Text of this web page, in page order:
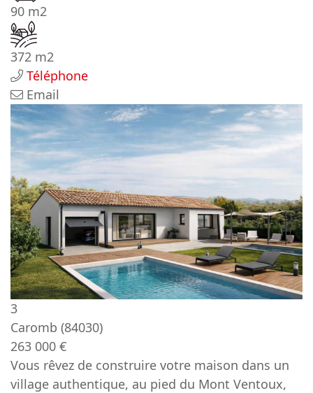
90 m2
372 m2
Téléphone
Email
3
Caromb (84030)
263 000 €
Vous rêvez de construire votre maison dans un
village authentique, au pied du Mont Ventoux,